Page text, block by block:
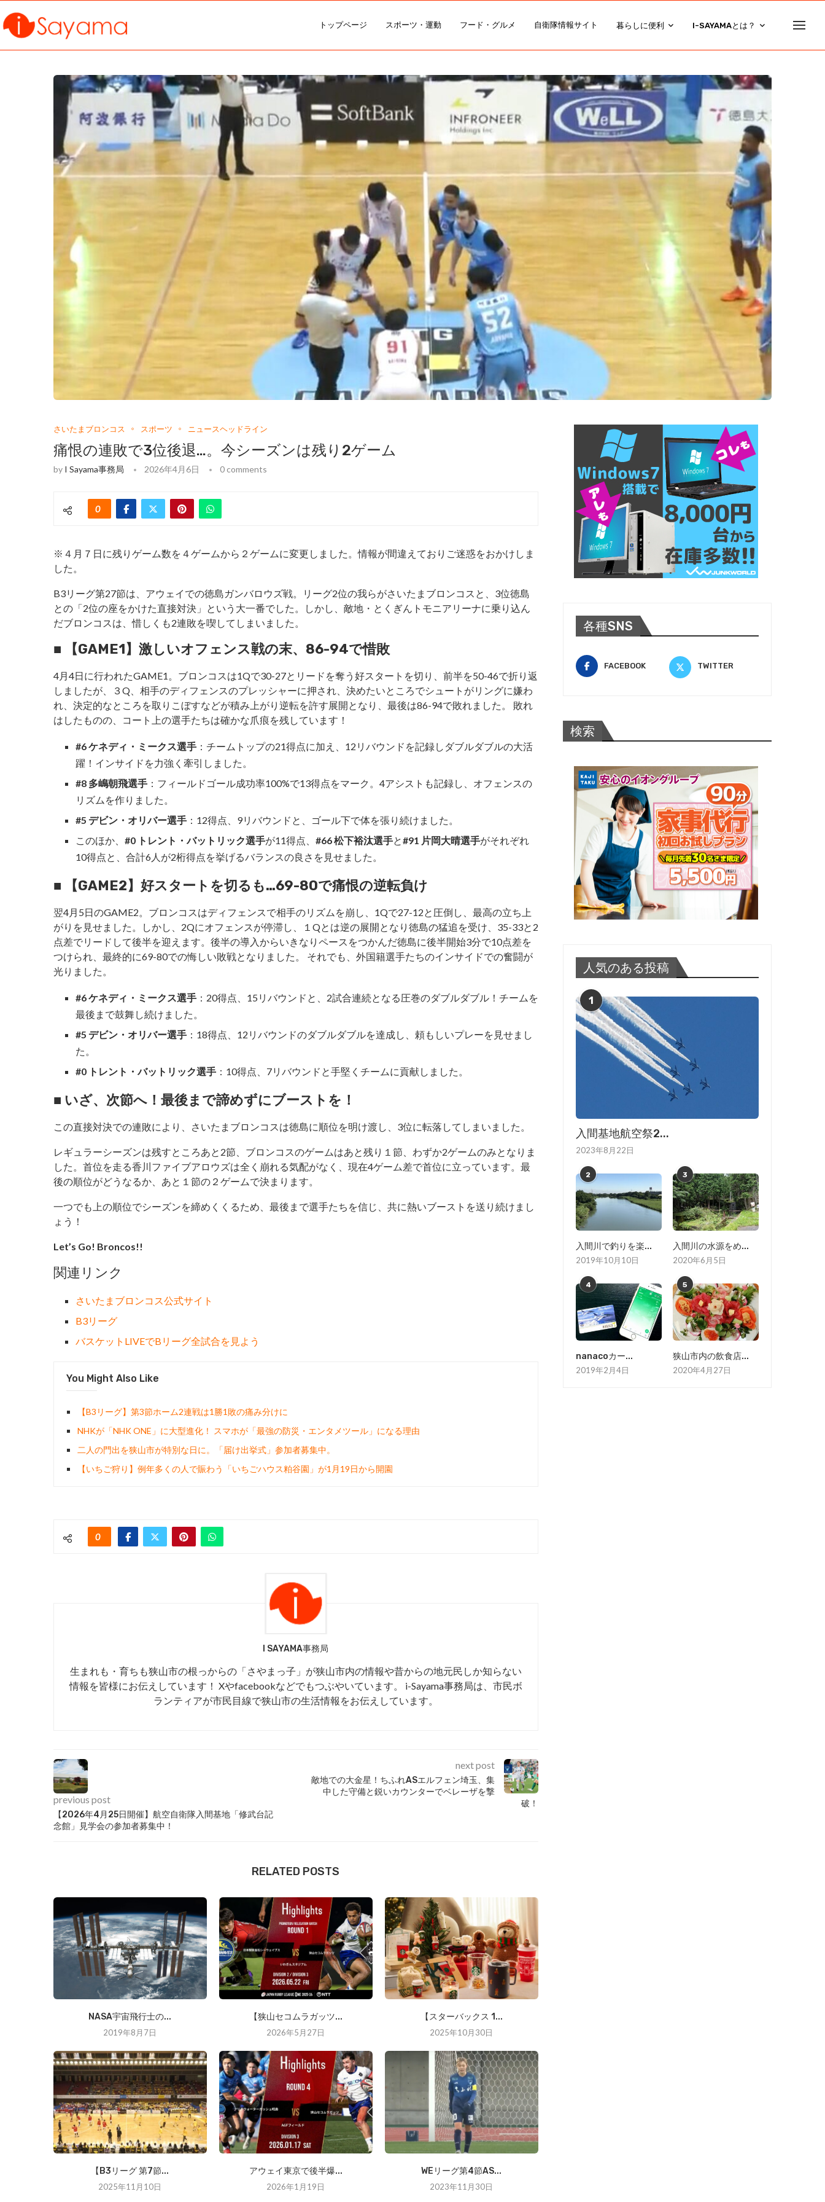
トップページ スポーツ・運動 フード・グルメ 自衛隊情報サイト 暮らしに便利 I-SAYAMAとは？
さいたまブロンコス スポーツ ニュースヘッドライン
痛恨の連敗で3位後退…。今シーズンは残り2ゲーム
by I Sayama事務局 2026年4月6日 0 comments
0
※４月７日に残りゲーム数を４ゲームから２ゲームに変更しました。情報が間違えておりご迷惑をおかけしま
した。
B3リーグ第27節は、アウェイでの徳島ガンバロウズ戦。リーグ2位の我らがさいたまブロンコスと、3位徳島
との「2位の座をかけた直接対決」という大一番でした。しかし、敵地・とくぎんトモニアリーナに乗り込ん
だブロンコスは、惜しくも2連敗を喫してしまいました。
■ 【GAME1】激しいオフェンス戦の末、86-94で惜敗
4月4日に行われたGAME1。ブロンコスは1Qで30-27とリードを奪う好スタートを切り、前半を50-46で折り返
しましたが、３Q、相手のディフェンスのプレッシャーに押され、決めたいところでシュートがリングに嫌わ
れ、決定的なところを取りこぼすなどが積み上がり逆転を許す展開となり、最後は86-94で敗れました。 敗れ
はしたものの、コート上の選手たちは確かな爪痕を残しています！
#6 ケネディ・ミークス選手 ：チームトップの21得点に加え、12リバウンドを記録しダブルダブルの大活
躍！インサイドを力強く牽引しました。
#8 多嶋朝飛選手 ：フィールドゴール成功率100%で13得点をマーク。4アシストも記録し、オフェンスの
リズムを作りました。
#5 デビン・オリバー選手 ：12得点、9リバウンドと、ゴール下で体を張り続けました。
このほか、 #0 トレント・バットリック選手が11得点、 #66 松下裕汰選手と#91 片岡大晴選手がそれぞれ
10得点と、合計6人が2桁得点を挙げるバランスの良さを見せました。
■ 【GAME2】好スタートを切るも…69-80で痛恨の逆転負け
翌4月5日のGAME2。ブロンコスはディフェンスで相手のリズムを崩し、1Qで27-12と圧倒し、最高の立ち上
がりを見せました。しかし、2Qにオフェンスが停滞し、１Qとは逆の展開となり徳島の猛追を受け、35-33と2
点差でリードして後半を迎えます。後半の導入からいきなりペースをつかんだ徳島に後半開始3分で10点差を
つけられ、最終的に69-80での悔しい敗戦となりました。 それでも、外国籍選手たちのインサイドでの奮闘が
光りました。
#6 ケネディ・ミークス選手 ：20得点、15リバウンドと、2試合連続となる圧巻のダブルダブル！チームを
最後まで鼓舞し続けました。
#5 デビン・オリバー選手 ：18得点、12リバウンドのダブルダブルを達成し、頼もしいプレーを見せまし
た。
#0 トレント・バットリック選手 ：10得点、7リバウンドと手堅くチームに貢献しました。
■ いざ、次節へ！最後まで諦めずにブーストを！
この直接対決での連敗により、さいたまブロンコスは徳島に順位を明け渡し、3位に転落してしまいました。
レギュラーシーズンは残すところあと2節、ブロンコスのゲームはあと残り１節、わずか2ゲームのみとなりま
した。首位を走る香川ファイブアロウズは全く崩れる気配がなく、現在4ゲーム差で首位に立っています。最
後の順位がどうなるか、あと１節の２ゲームで決まります。
一つでも上の順位でシーズンを締めくくるため、最後まで選手たちを信じ、共に熱いブーストを送り続けまし
ょう！
Let’s Go! Broncos!!
関連リンク
さいたまブロンコス公式サイト
B3リーグ
バスケットLIVEでBリーグ全試合を見よう
You Might Also Like
【B3リーグ】第3節ホーム2連戦は1勝1敗の痛み分けに
NHKが「NHK ONE」に大型進化！ スマホが「最強の防災・エンタメツール」になる理由
二人の門出を狭山市が特別な日に。「届け出挙式」参加者募集中。
【いちご狩り】例年多くの人で賑わう「いちごハウス粕谷園」が1月19日から開園
0
I SAYAMA事務局
生まれも・育ちも狭山市の根っからの「さやまっ子」が狭山市内の情報や昔からの地元民しか知らない
情報を皆様にお伝えしています！ Xやfacebookなどでもつぶやいています。 i-Sayama事務局は、市民ボ
ランティアが市民目線で狭山市の生活情報をお伝えしています。
previous post
【2026年4月25日開催】航空自衛隊入間基地「修武台記
念館」見学会の参加者募集中！
next post
敵地での大金星！ちふれASエルフェン埼玉、集
中した守備と鋭いカウンターでベレーザを撃
破！
RELATED POSTS
NASA宇宙飛行士の...
2019年8月7日
【狭山セコムラガッツ...
2026年5月27日
【スターバックス 1...
2025年10月30日
【B3リーグ 第7節...
2025年11月10日
アウェイ東京で後半爆...
2026年1月19日
WEリーグ第4節AS...
2023年11月30日
各種SNS
FACEBOOK TWITTER
検索
人気のある投稿
1
入間基地航空祭2...
2023年8月22日
2
入間川で釣りを楽...
2019年10月10日
3
入間川の水源をめ...
2020年6月5日
4
nanacoカー...
2019年2月4日
5
狭山市内の飲食店...
2020年4月27日